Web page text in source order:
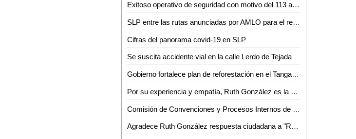
Exitoso operativo de seguridad con motivo del 113 aniversario de la Revolución Mexicana
SLP entre las rutas anunciadas por AMLO para el regreso de trenes de pasajeros
Cifras del panorama covid-19 en SLP
Se suscita accidente vial en la calle Lerdo de Tejada
Gobierno fortalece plan de reforestación en el Tangamanga I
Por su experiencia y empatía, Ruth González es la mejor Presidenta de un DIF Estatal
Comisión de Convenciones y Procesos Internos de MC aprueba precandidaturas al Senado y Diputaciones federales
Agradece Ruth González respuesta ciudadana a "Regalos con amor"